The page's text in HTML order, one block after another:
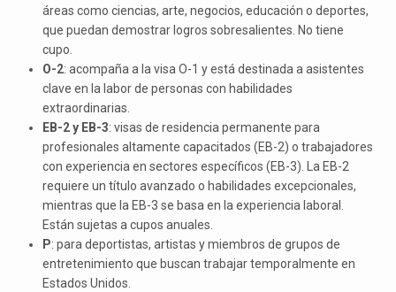
áreas como ciencias, arte, negocios, educación o deportes,
que puedan demostrar logros sobresalientes. No tiene
cupo.
O-2: acompaña a la visa O-1 y está destinada a asistentes
clave en la labor de personas con habilidades
extraordinarias.
EB-2 y EB-3: visas de residencia permanente para
profesionales altamente capacitados (EB-2) o trabajadores
con experiencia en sectores específicos (EB-3). La EB-2
requiere un título avanzado o habilidades excepcionales,
mientras que la EB-3 se basa en la experiencia laboral.
Están sujetas a cupos anuales.
P: para deportistas, artistas y miembros de grupos de
entretenimiento que buscan trabajar temporalmente en
Estados Unidos.